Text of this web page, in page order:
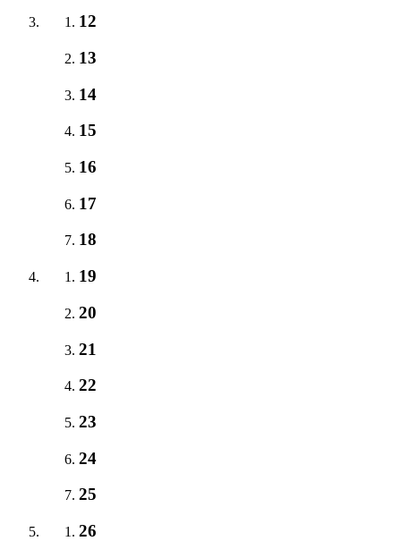
12
13
14
15
16
17
18
19
20
21
22
23
24
25
26